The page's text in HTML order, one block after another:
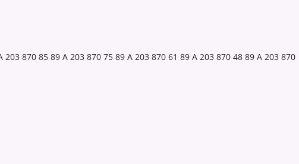
870 85 89 A 203 870 75 89 A 203 870 61 89 A 203 870 48 89 A 203 870